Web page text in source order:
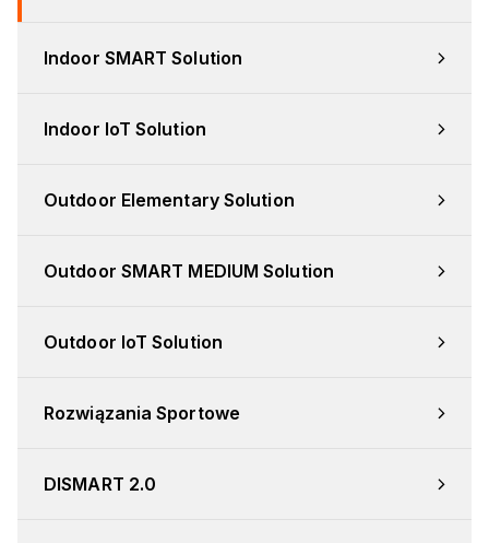
Indoor SMART Solution
Indoor IoT Solution
Outdoor Elementary Solution
Outdoor SMART MEDIUM Solution
Outdoor IoT Solution
Rozwiązania Sportowe
DISMART 2.0